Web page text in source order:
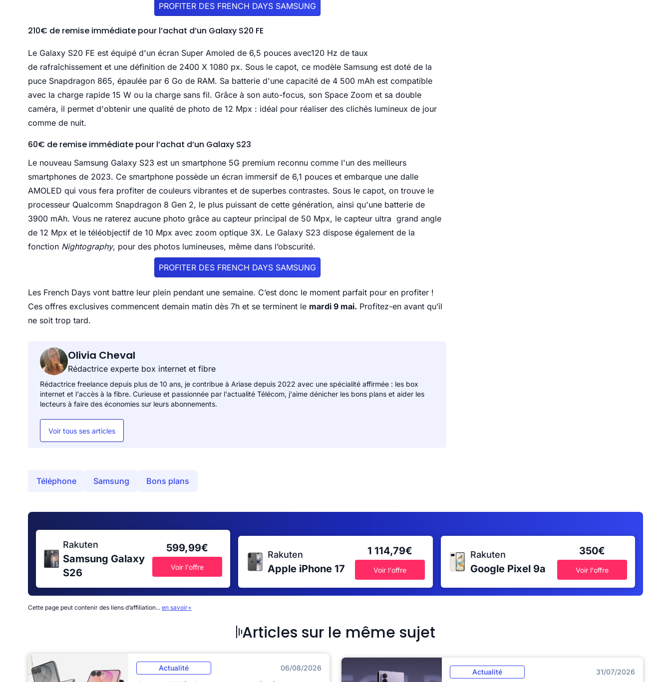
PROFITER DES FRENCH DAYS SAMSUNG
210€ de remise immédiate pour l’achat d’un Galaxy S20 FE
Le Galaxy S20 FE est équipé d'un écran Super Amoled de 6,5 pouces avec120 Hz de taux
de rafraîchissement et une définition de 2400 X 1080 px. Sous le capot, ce modèle Samsung est doté de la
puce Snapdragon 865, épaulée par 6 Go de RAM. Sa batterie d'une capacité de 4 500 mAh est compatible
avec la charge rapide 15 W ou la charge sans fil. Grâce à son auto-focus, son Space Zoom et sa double
caméra, il permet d'obtenir une qualité de photo de 12 Mpx : idéal pour réaliser des clichés lumineux de jour
comme de nuit.
60€ de remise immédiate pour l’achat d’un Galaxy S23
Le nouveau Samsung Galaxy S23 est un smartphone 5G premium reconnu comme l'un des meilleurs
smartphones de 2023. Ce smartphone possède un écran immersif de 6,1 pouces et embarque une dalle
AMOLED qui vous fera profiter de couleurs vibrantes et de superbes contrastes. Sous le capot, on trouve le
processeur Qualcomm Snapdragon 8 Gen 2, le plus puissant de cette génération, ainsi qu'une batterie de
3900 mAh. Vous ne raterez aucune photo grâce au capteur principal de 50 Mpx, le capteur ultra grand angle
de 12 Mpx et le téléobjectif de 10 Mpx avec zoom optique 3X. Le Galaxy S23 dispose également de la
fonction Nightography, pour des photos lumineuses, même dans l’obscurité.
PROFITER DES FRENCH DAYS SAMSUNG
Les French Days vont battre leur plein pendant une semaine. C’est donc le moment parfait pour en profiter !
Ces offres exclusives commencent demain matin dès 7h et se terminent le mardi 9 mai. Profitez-en avant qu’il
ne soit trop tard.
Olivia Cheval
Rédactrice experte box internet et fibre
Rédactrice freelance depuis plus de 10 ans, je contribue à Ariase depuis 2022 avec une spécialité affirmée : les box
internet et l'accès à la fibre. Curieuse et passionnée par l'actualité Télécom, j'aime dénicher les bons plans et aider les
lecteurs à faire des économies sur leurs abonnements.
Voir tous ses articles
Téléphone Samsung Bons plans
Rakuten
Samsung Galaxy
S26
599,99€
Voir l'offre
Rakuten
Apple iPhone 17
1 114,79€
Voir l'offre
Rakuten
Google Pixel 9a
350€
Voir l'offre
Cette page peut contenir des liens d’affiliation... en savoir+
Articles sur le même sujet
Actualité 06/08/2026 Actualité 31/07/2026